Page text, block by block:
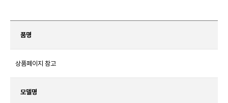
품명
상품페이지 참고
모델명